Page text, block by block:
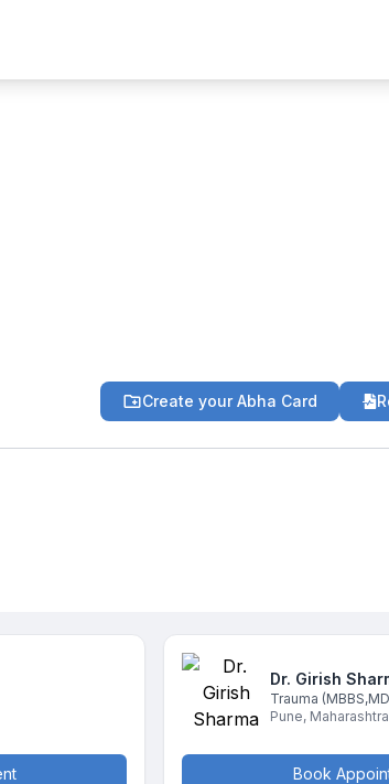
Create your Abha Card
Dr. Girish
Trauma
Pune, Maharashtra
Book